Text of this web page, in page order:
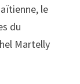
le
du
Martelly